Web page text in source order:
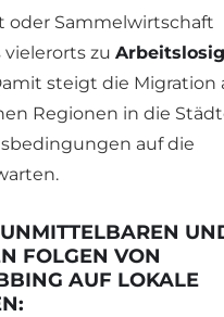
oder Sammelwirtschaft
vielerorts zu
steigt die Migration
Regionen in die
auf die
FOLGEN VON
AUF LOKALE